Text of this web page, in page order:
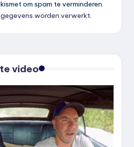
om spam te verminderen.
worden verwerkt.
video